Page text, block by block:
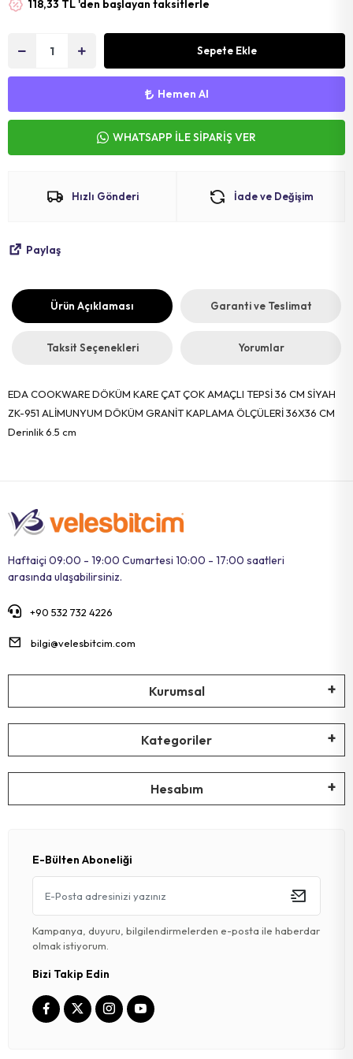
FUTBOL
BONE
BİSİKLET
SELE
118,33 TL 'den başlayan taksitlerle
Sepete Ekle
Hemen Al
WHATSAPP İLE SİPARİŞ VER
Hızlı Gönderi İade ve Değişim
Paylaş
Ürün Açıklaması Garanti ve Teslimat
Taksit Seçenekleri Yorumlar
EDA COOKWARE DÖKÜM KARE ÇAT ÇOK AMAÇLI TEPSİ 36 CM SİYAH
ZK-951 ALİMUNYUM DÖKÜM GRANİT KAPLAMA ÖLÇÜLERİ 36X36 CM
Derinlik 6.5 cm
Haftaiçi 09:00 - 19:00 Cumartesi 10:00 - 17:00 saatleri
arasında ulaşabilirsiniz.
+90 532 732 4226
bilgi@velesbitcim.com
Kurumsal
Kategoriler
Hesabım
E-Bülten Aboneliği
Kampanya, duyuru, bilgilendirmelerden e-posta ile haberdar
olmak istiyorum.
Bizi Takip Edin